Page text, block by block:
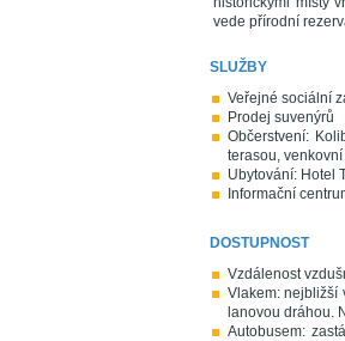
vede přírodní
SLUŽBY
Veřejné sociální
Prodej suvenýrů
Občerstvení:
terasou,
Ubytování: Hotel
Informační
DOSTUPNOST
Vzdálenost
Vlakem: nejbližší
lanovou dráhou.
Autobusem: